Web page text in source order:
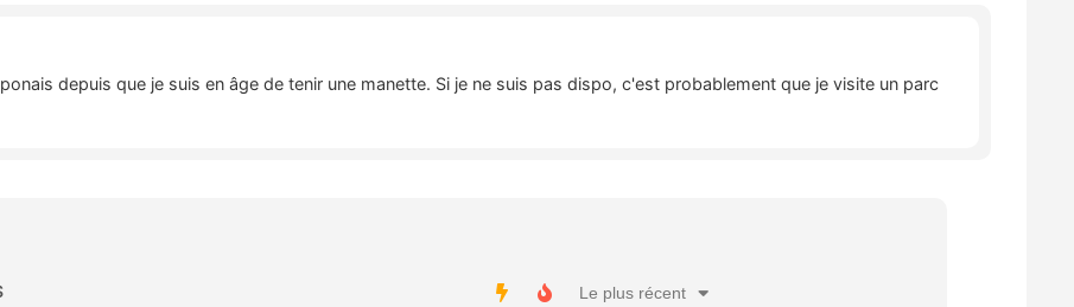
depuis que je suis en âge de tenir une manette. Si je ne suis pas dispo, c'est probablement que je visite un parc
Le plus récent